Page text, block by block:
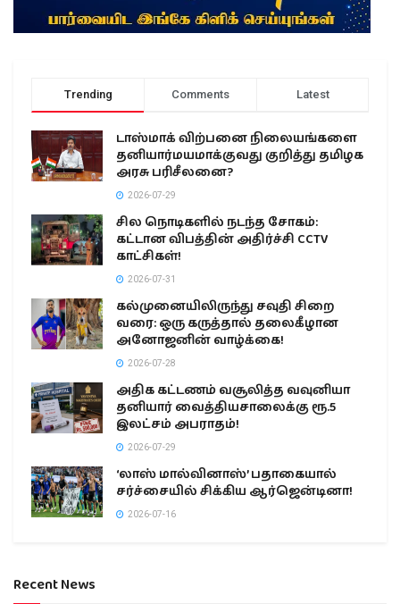
Trending Comments Latest
டாஸ்மாக் விற்பனை நிலையங்களை
தனியார்மயமாக்குவது குறித்து தமிழக
அரசு பரிசீலனை?
2026-07-29
சில நொடிகளில் நடந்த சோகம்:
கட்டான விபத்தின் அதிர்ச்சி CCTV
காட்சிகள்!
2026-07-31
கல்முனையிலிருந்து சவுதி சிறை
வரை: ஒரு கருத்தால் தலைகீழான
அனோஜனின் வாழ்க்கை!
2026-07-28
அதிக கட்டணம் வசூலித்த வவுனியா
தனியார் வைத்தியசாலைக்கு ரூ.5
இலட்சம் அபராதம்!
2026-07-29
‘லாஸ் மால்வினாஸ்’ பதாகையால்
சர்ச்சையில் சிக்கிய ஆர்ஜென்டினா!
2026-07-16
Recent News